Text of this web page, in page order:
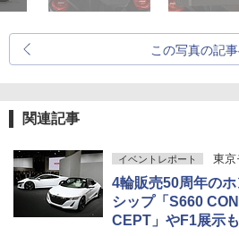
この写真の記
関連記事
イベントレポート 東京
4輪販売50周年の
シップ「S660
CEPT」やF1展示